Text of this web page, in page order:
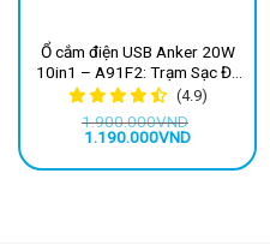
Ổ cắm điện USB Anker 20W
10in1 – A91F2: Trạm Sạc Đa
Năng, Bảo Vệ Toàn Diện Cho
Mọi Thiết Bị
(4.9)
1.900.000VND
Giá
là:
1.190.000VNDGiá
tại